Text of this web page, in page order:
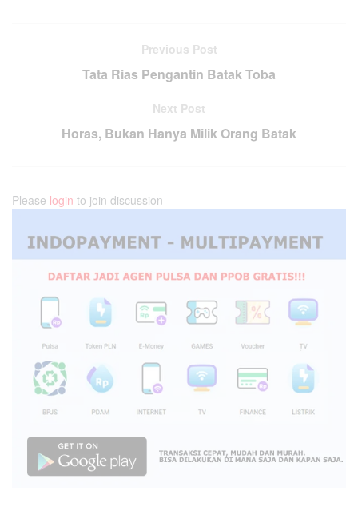
Previous Post
Tata Rias Pengantin Batak Toba
Next Post
Horas, Bukan Hanya Milik Orang Batak
Please login to join discussion